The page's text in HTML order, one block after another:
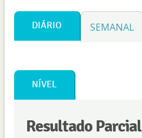
DIÁRIO SEMANAL
NÍVEL
Resultado Parcial